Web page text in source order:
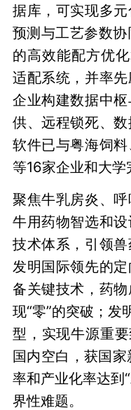
据库，可实现多
预测与工艺参数
的高效能配方优
适配系统，并率
企业构建数据中
供、远程锁死、
软件已与粤海饲
等16家企业和大学
聚焦牛乳房炎、
牛用药物智选和
技术体系，引领
发明国际领先的
备关键技术，药
现“零”的突破；发
型，实现牛源重
国内空白，获国
率和产业化率达到
界性难题。